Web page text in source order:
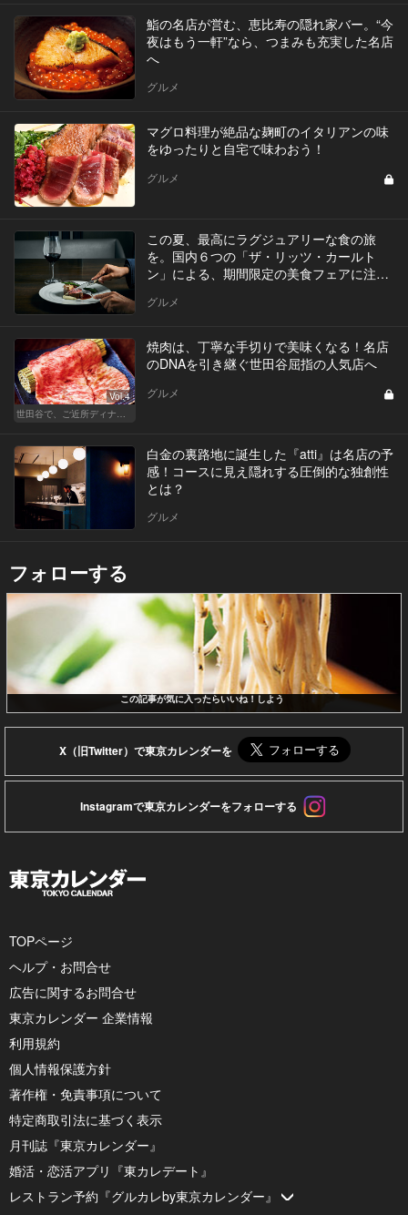
鮨の名店が営む、恵比寿の隠れ家バー。“今
夜はもう一軒”なら、つまみも充実した名店
へ
グルメ
マグロ料理が絶品な麹町のイタリアンの味
をゆったりと自宅で味わおう！
グルメ
この夏、最高にラグジュアリーな食の旅
を。国内６つの「ザ・リッツ・カールト
ン」による、期間限定の美食フェアに注
グルメ
Vol.4
焼肉は、丁寧な手切りで美味くなる！名店
のDNAを引き継ぐ世田谷屈指の人気店へ
グルメ
白金の裏路地に誕生した『atti』は名店の予
感！コースに見え隠れする圧倒的な独創性
とは？
グルメ
フォローする
この記事が気に入ったらいいね！しよう
X（旧Twitter）で東京カレンダーを
Instagramで東京カレンダーをフォローする
TOPページ
ヘルプ・お問合せ
広告に関するお問合せ
東京カレンダー 企業情報
利用規約
個人情報保護方針
著作権・免責事項について
特定商取引法に基づく表示
月刊誌『東京カレンダー』
婚活・恋活アプリ『東カレデート』
レストラン予約『グルカレby東京カレンダー』